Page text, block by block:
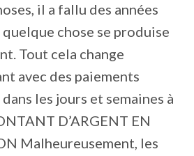
il a fallu des années
chose se produise
Tout cela change
avec des paiements
les jours et semaines à
D’ARGENT EN
Malheureusement, les